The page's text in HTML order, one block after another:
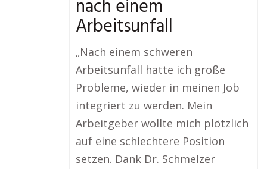
nach einem
Arbeitsunfall
„Nach einem schweren
Arbeitsunfall hatte ich große
Probleme, wieder in meinen Job
integriert zu werden. Mein
Arbeitgeber wollte mich plötzlich
auf eine schlechtere Position
setzen. Dank Dr. Schmelzer